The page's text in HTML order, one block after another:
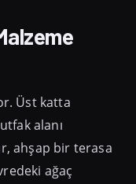
Üst katta
alanı
ahşap bir terasa
ağaç